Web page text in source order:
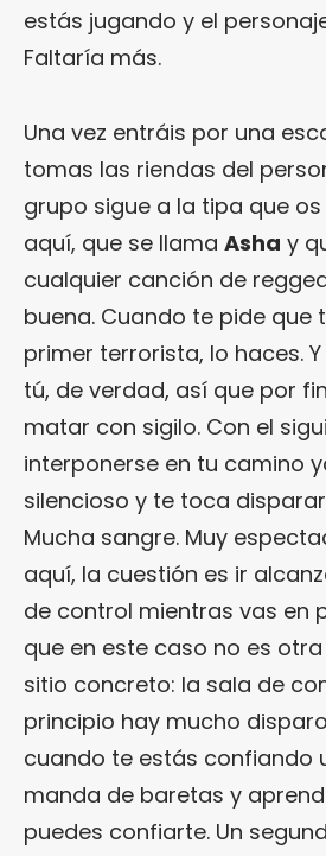
estás jugando y el
Faltaría más.
Una vez entráis por una
tomas las riendas del
grupo sigue a la tipa que
aquí, que se llama Asha y
cualquier canción de
buena. Cuando te pide que
primer terrorista, lo haces.
tú, de verdad, así que por
matar con sigilo. Con el
interponerse en tu camino
silencioso y te toca
Mucha sangre. Muy
aquí, la cuestión es ir
de control mientras vas en
que en este caso no es
sitio concreto: la sala de
principio hay mucho
cuando te estás confiando
manda de baretas y
puedes confiarte. Un